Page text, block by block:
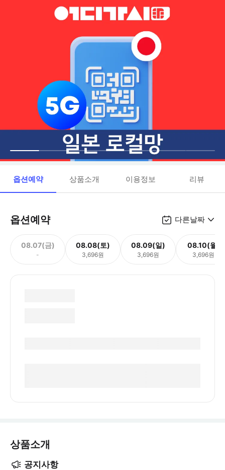
옵션예약 상품소개 이용정보 리뷰
옵션예약 다른날짜
08.07(금)
-
08.08(토)
3,696원
08.09(일)
3,696원
08.10(월)
3,696원
상품소개
공지사항